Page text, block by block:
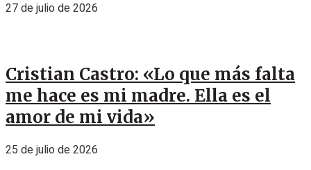
27 de julio de 2026
Cristian Castro: «Lo que más falta
me hace es mi madre. Ella es el
amor de mi vida»
25 de julio de 2026